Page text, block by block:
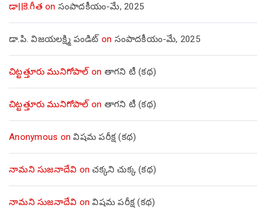
డా||కె.గీత on సంపాదకీయం-మే, 2025
డా.పి. విజయలక్ష్మి పండిట్ on సంపాదకీయం-మే, 2025
చిట్టత్తూరు మునిగోపాల్on తాగని టీ (కథ)
చిట్టత్తూరు మునిగోపాల్on తాగని టీ (కథ)
Anonymous onవిషమ పరీక్ష (క‌థ‌)
నామని సుజనాదేవి onచక్కని చుక్క (కథ)
నామని సుజనాదేవి onవిషమ పరీక్ష (క‌థ‌)